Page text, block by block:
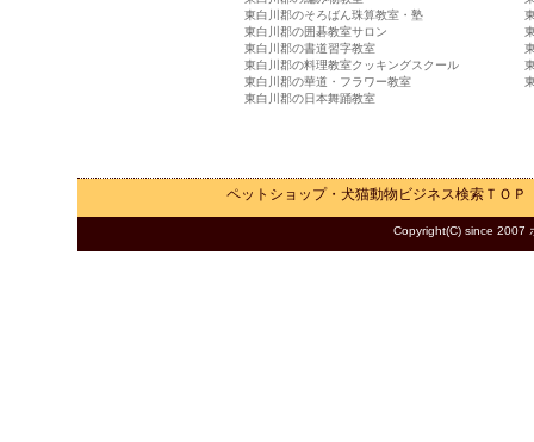
東白川郡のそろばん珠算教室・塾
東白川郡の囲碁教室サロン
東白川郡の書道習字教室
東白川郡の料理教室クッキングスクール
東白川郡の華道・フラワー教室
東白川郡の日本舞踊教室
ペットショップ・犬猫動物ビジネス検索 ＴＯＰ
Copyright(C) since 2007